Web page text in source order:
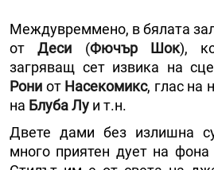
Междувреммено, в бялата
отДеси (Фючър Шок),
загряващ сет извика на
Рони от Насекомикс, глас на
на Блуба Лу и т.н.
Двете дами без излишна
много приятен дует на